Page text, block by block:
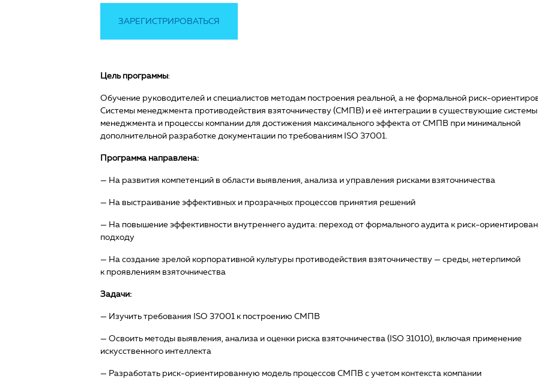
ЗАРЕГИСТРИРОВАТЬСЯ
Цель программы:
Обучение руководителей и специалистов методам построения реальной, а не формальной риск-
Системы менеджмента противодействия взяточничеству (СМПВ) и её интеграции в существующие системы
менеджмента и процессы компании для достижения максимального эффекта от СМПВ при минимальной
дополнительной разработке документации по требованиям ISO 37001.
Программа направлена:
— На развития компетенций в области выявления, анализа и управления рисками взяточничества
— На выстраивание эффективных и прозрачных процессов принятия решений
— На повышение эффективности внутреннего аудита: переход от формального аудита к риск-
подходу
— На создание зрелой корпоративной культуры противодействия взяточничеству — среды, нетерпимой
к проявлениям взяточничества
Задачи:
— Изучить требования ISO 37001 к построению СМПВ
— Освоить методы выявления, анализа и оценки риска взяточничества (ISO 31010), включая применение
искусственного интеллекта
— Разработать риск-ориентированную модель процессов СМПВ с учетом контекста компании